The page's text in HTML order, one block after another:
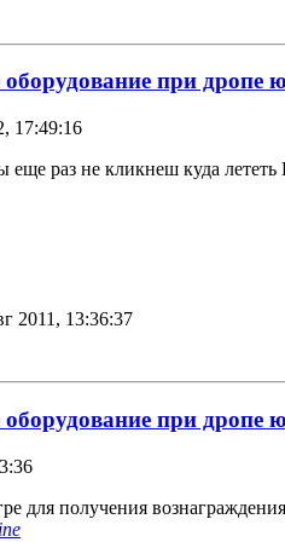
при дропе
17:49:16
еще раз не кликнеш куда
2011, 13:36:37
при дропе
для получения вознаграждения